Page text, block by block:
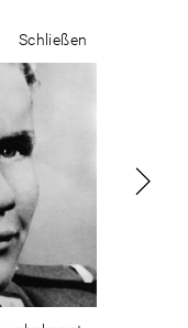
Schließen